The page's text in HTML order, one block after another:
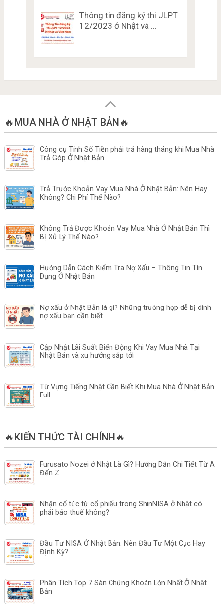
Thông tin đăng ký thi JLPT
12/2023 ở Nhật và …
🔥MUA NHÀ Ở NHẬT BẢN🔥
Công cụ Tính Số Tiền phải trả hàng tháng khi Mua Nhà
Trả Góp Ở Nhật Bản
Trả Trước Khoản Vay Mua Nhà Ở Nhật Bản: Nên Hay
Không? Chi Phí Thế Nào?
Không Trả Được Khoản Vay Mua Nhà Ở Nhật Bản Thì
Bị Xử Lý Thế Nào?
Hướng Dẫn Cách Kiểm Tra Nợ Xấu – Thông Tin Tín
Dụng Ở Nhật Bản
Nợ xấu ở Nhật Bản là gì? Những trường hợp dễ bị dính
nợ xấu bạn cần biết
Cập Nhật Lãi Suất Biến Động Khi Vay Mua Nhà Tại
Nhật Bản và xu hướng sắp tới
Từ Vựng Tiếng Nhật Cần Biết Khi Mua Nhà Ở Nhật Bản
Full
🔥KIẾN THỨC TÀI CHÍNH🔥
Furusato Nozei ở Nhật Là Gì? Hướng Dẫn Chi Tiết Từ A
Đến Z
Nhận cổ tức từ cổ phiếu trong ShinNISA ở Nhật có
phải báo thuế không?
Đầu Tư NISA Ở Nhật Bản: Nên Đầu Tư Một Cục Hay
Định Kỳ?
Phân Tích Top 7 Sàn Chứng Khoán Lớn Nhất Ở Nhật
Bản